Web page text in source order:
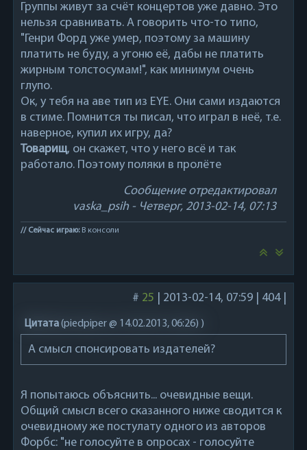
Группы живут за счёт концертов уже давно. Это
нельзя сравнивать. А говорить что-то типо,
"Генри Форд уже умер, поэтому за машину
платить не буду, а угоню её, дабы не платить
жирным толстосумам!", как минимум очень
глупо.
Ок, у тебя на аве тип из EYE. Они сами издаются
в стиме. Помнится ты писал, что играл в неё, т.е.
наверное, купил их игру, да?
Товарищ, он скажет, что у него всё и так
работало. Поэтому поляки в пролёте
Сообщение отредактировал
vaska_psih- Четверг, 2013-02-14, 07:13
// Сейчас играю:В консоли
# 25 2013-02-14, 07:59 404|
Цитата(piedpiper @ 14.02.2013, 06:26) )
А смысл спонсировать издателей?
Я попытаюсь объяснить... очевидные вещи.
Общий смысл всего сказанного ниже сводится к
очевидному же постулату одного из авторов
Форбс: "не голосуйте в опросах - голосуйте